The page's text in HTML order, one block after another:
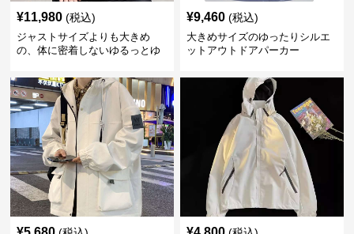
¥11,980 (税込)
ジャストサイズよりも大きめ
の、体に密着しないゆるっとゆ
ゆったりシルエット 紳士コート
¥9,460 (税込)
大きめサイズのゆったりシルエ
ットアウトドアパーカー